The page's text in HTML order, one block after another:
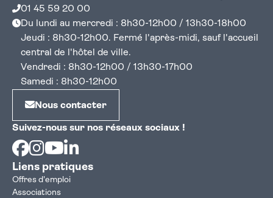
01 45 59 20 00
Du lundi au mercredi : 8h30-12h00 / 13h30-18h00
Jeudi : 8h30-12h00. Fermé l'après-midi, sauf l'accueil
central de l'hôtel de ville.
Vendredi : 8h30-12h00 / 13h30-17h00
Samedi : 8h30-12h00
Nous contacter
Suivez-nous sur nos réseaux sociaux !
Facebook
Instagram
Youtube
Liens pratiques
Offres d'emploi
Associations